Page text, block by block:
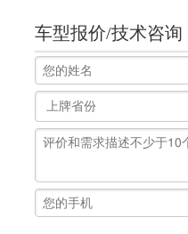
车型报价/技术咨询